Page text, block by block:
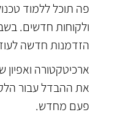
פה תוכל ללמוד
ולקוחות חדשים.
הזדמנות חדשה
ארכיטקטורה
את ההבדל עבור
פעם מחדש.